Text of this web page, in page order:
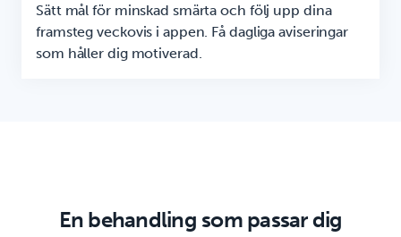
Sätt mål för minskad smärta och följ upp dina
framsteg veckovis i appen. Få dagliga aviseringar
som håller dig motiverad.
En behandling som passar dig